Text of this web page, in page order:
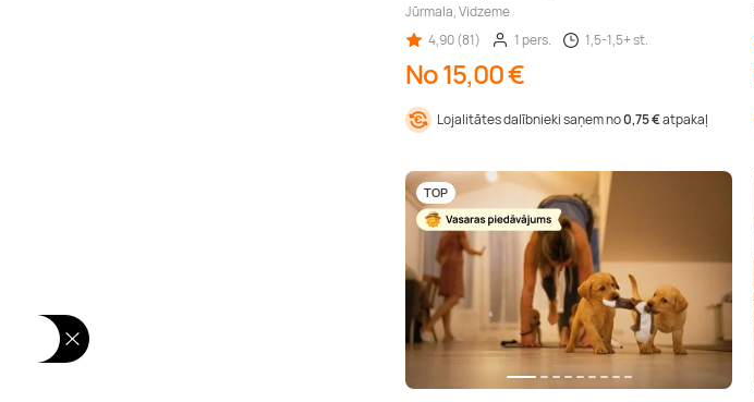
Jūrmala, Vidzeme
4,90 (81)
1 pers. 1,5-1,5+ st.
No 15,00 €
Lojalitātes dalībnieki saņem no0,75 €atpakaļ
TOP